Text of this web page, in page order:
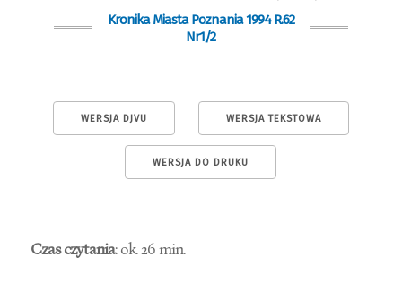
Kronika Miasta Poznania 1994 R.62
Nr1/2
WERSJA DJVU WERSJA TEKSTOWA
WERSJA DO DRUKU
Czas czytania: ok. 26 min.